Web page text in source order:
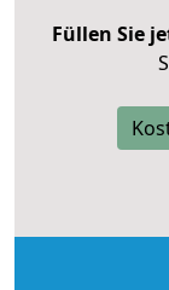
Füllen Sie